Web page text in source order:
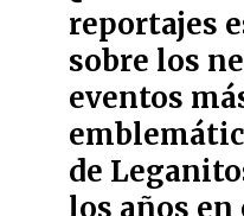
reportajes
sobre los
eventos
de
los años